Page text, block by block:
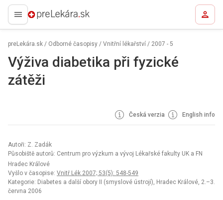
preLekára.sk
preLekára.sk / Odborné časopisy / Vnitřní lékařství / 2007 - 5
Výživa diabetika při fyzické
zátěži
Česká verzia English info
Autoři: Z. Zadák
Působiště autorů: Centrum pro výzkum a vývoj Lékařské fakulty UK a FN
Hradec Králové
Vyšlo v časopise: Vnitř Lék 2007; 53(5): 548-549
Kategorie: Diabetes a další obory II (smyslové ústrojí), Hradec Králové, 2.–3.
června 2006